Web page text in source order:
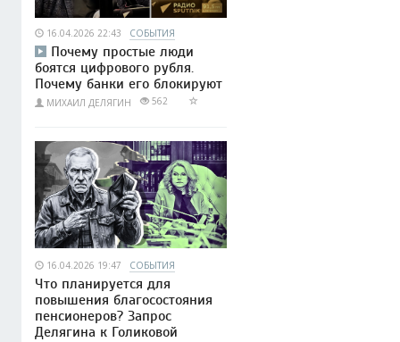
16.04.2026 22:43 СОБЫТИЯ
Почему простые люди
боятся цифрового рубля.
Почему банки его блокируют
МИХАИЛ ДЕЛЯГИН 562
16.04.2026 19:47 СОБЫТИЯ
Что планируется для
повышения благосостояния
пенсионеров? Запрос
Делягина к Голиковой